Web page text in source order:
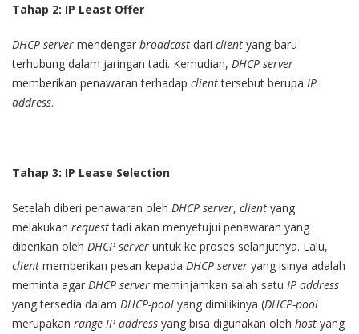
Tahap 2: IP Least Offer
DHCP server mendengar broadcast dari client yang baru
terhubung dalam jaringan tadi. Kemudian, DHCP server
memberikan penawaran terhadap clienttersebut berupa IP
address.
Tahap 3: IP Lease Selection
Setelah diberi penawaran oleh DHCP server, client yang
melakukan requesttadi akan menyetujui penawaran yang
diberikan oleh DHCP server untuk ke proses selanjutnya. Lalu,
client memberikan pesan kepada DHCP server yang isinya adalah
meminta agar DHCP server meminjamkan salah satu IP address
yang tersedia dalam DHCP-pool yang dimilikinya (DHCP-pool
merupakan range IP address yang bisa digunakan oleh host yang